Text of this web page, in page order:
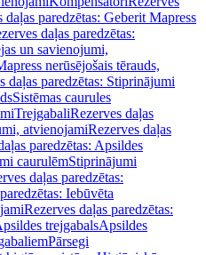
daļas paredzētas: Geberit Mapress
daļas paredzētas:
un savienojumi,
nerūsējošais tērauds,
daļas paredzētas: Stiprinājumi
Sistēmas caurules
TrejgabaliRezerves daļas
atvienojamiRezerves daļas
paredzētas: Apsildes
caurulēmStiprinājumi
daļas paredzētas:
Iebūvēta
Rezerves daļas paredzētas:
trejgabalsApsildes
Pārsegi